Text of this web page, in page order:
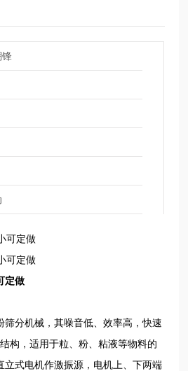
锋
定做
筛分机械，其噪音低、效率高，快速
构，适用于粒、粉、粘液等物料的
立式电机作激振源，电机上、下两端